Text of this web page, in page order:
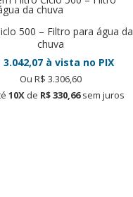
500 – Filtro para água da
chuva
3.042,07à vista no PIX
Ou R$ 3.306,60
10X de R$ 330,66sem juros